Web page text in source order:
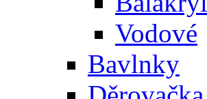
Vodové
Bavlnky